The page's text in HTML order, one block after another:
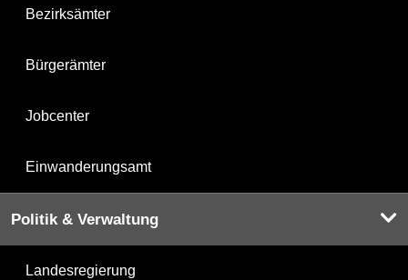
Bezirksämter
Bürgerämter
Jobcenter
Einwanderungsamt
Politik & Verwaltung
Landesregierung